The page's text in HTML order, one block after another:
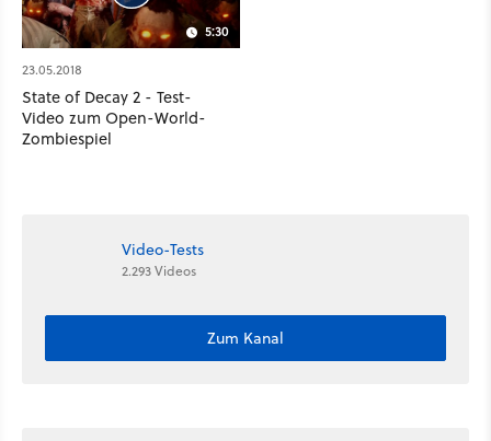
5:30
23.05.2018
State of Decay 2 - Test-
Video zum Open-World-
Zombiespiel
Video-Tests
2.293 Videos
Zum Kanal